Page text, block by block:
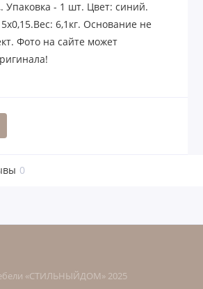
Упаковка - 1 шт. Цвет: синий.
6,1кг. Основание не
Фото на сайте может
0
«СТИЛЬНЫЙДОМ» 2025